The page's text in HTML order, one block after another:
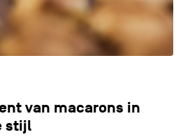
van macarons in
stijl